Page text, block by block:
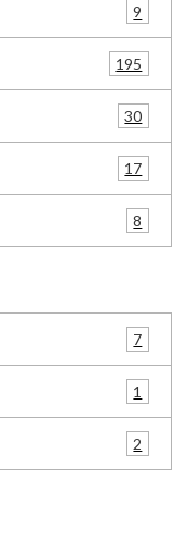
9
195
30
17
8
7
1
2